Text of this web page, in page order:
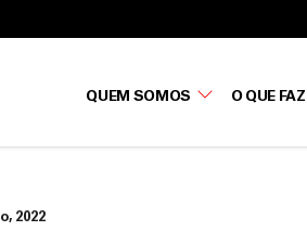
QUEM SOMOS O QUE
2022